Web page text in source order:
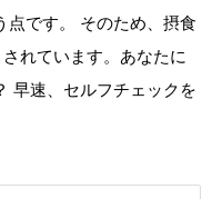
点です。 そのため、摂食
れています。あなたに
早速、セルフチェックを